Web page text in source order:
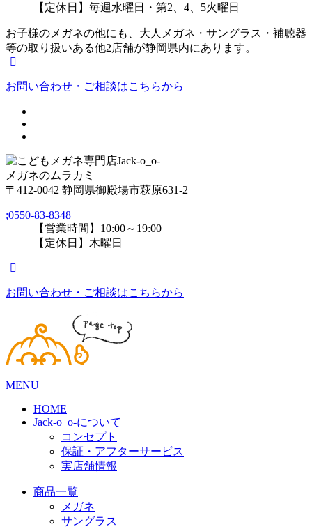
【定休日】毎週水曜日・第2、4、5火曜日
お子様のメガネの他にも、大人メガネ・サングラス・補聴器
等の取り扱いある他2店舗が静岡県内にあります。
お問い合わせ・ご相談はこちらから
メガネのムラカミ
〒412-0042 静岡県御殿場市萩原631-2
;0550-83-8348
【営業時間】10:00～19:00
【定休日】木曜日
お問い合わせ・ご相談はこちらから
MENU
HOME
Jack-o_o-について
コンセプト
保証・アフターサービス
実店舗情報
商品一覧
メガネ
サングラス